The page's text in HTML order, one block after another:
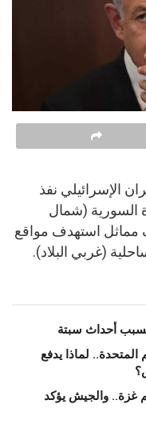
الإسرائيلي نفذ
السورية (شمال
استهدف مواقع
(غربي البلاد).​​
بسبب أحداث سبتة
لماذا يدفع
غزة.. والجيش يؤكد